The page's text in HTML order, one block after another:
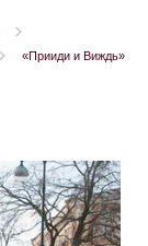
«Прииди и Виждь»